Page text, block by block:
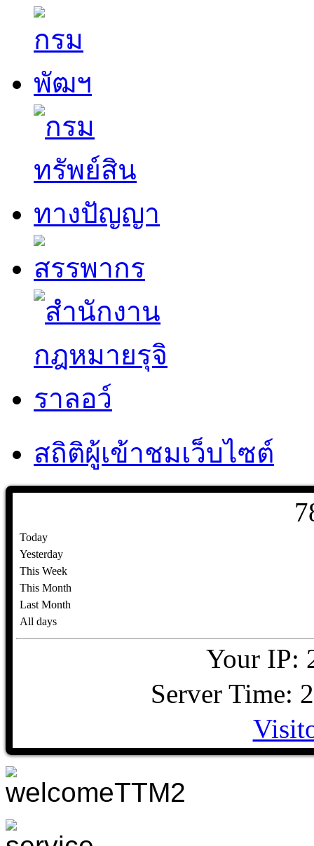
สถิติผู้เข้าชมเว็บไซต์
7
Today
Yesterday
This Week
This Month
Last Month
All days
Your IP:
Server Time: